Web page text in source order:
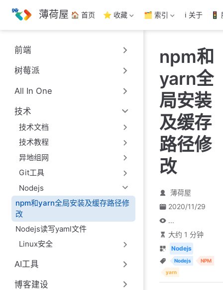
跳
主
要
內
容
薄荷屋 🏠 首页 ⭐ 收藏 🗂️ 索引 ℹ️ 关于 🚦
前端
树莓派
All In One
技术
技术文档
技术教程
异地组网
Git工具
Nodejs
npm和yarn全局安装及缓存路径修
改
Nodejs读写yaml文件
Linux安全
AI工具
博客建设
npm和
yarn全
局安装
及缓存
路径修
改
薄荷屋
2020/11/29
...
大约 1 分钟
Nodejs
Nodejs
NPM
yarn